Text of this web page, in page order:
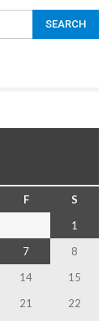
F
S
1
7
8
14
15
21
22